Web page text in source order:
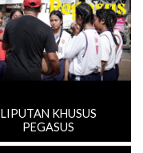
LIPUTAN KHUSUS
PEGASUS